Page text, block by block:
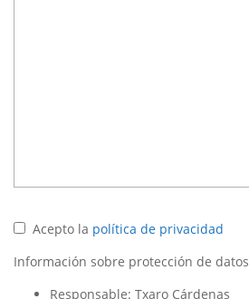
Acepto la política de privacidad
Información sobre protección de datos
Responsable: Txaro Cárdenas